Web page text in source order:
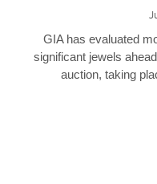
GIA has evaluated
significant jewels
auction, taking